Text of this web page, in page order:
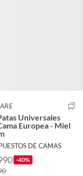
Universales
Europea - Miel
DE CAMAS
-40%